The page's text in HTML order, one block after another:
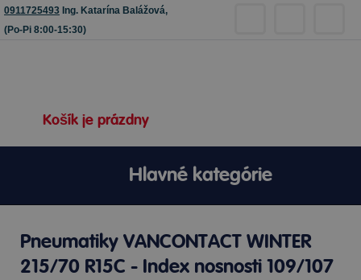
0911725493 Ing. Katarína Balážová,
(Po-Pi 8:00-15:30)
Košík je prázdny
Hlavné kategórie
Pneumatiky VANCONTACT WINTER
215/70 R15C - Index nosnosti 109/107